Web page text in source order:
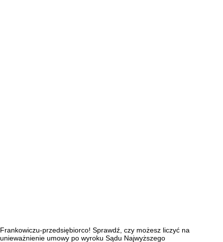
Frankowiczu-przedsiębiorco! Sprawdź, czy możesz liczyć na
unieważnienie umowy po wyroku Sądu Najwyższego